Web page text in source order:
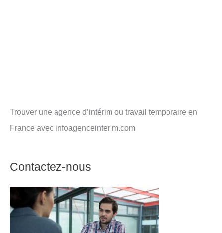
Trouver une agence d’intérim ou travail temporaire en
France avec infoagenceinterim.com
Contactez-nous